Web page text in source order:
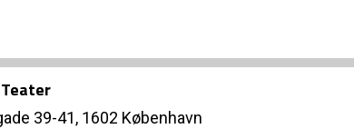
39-41, 1602 København